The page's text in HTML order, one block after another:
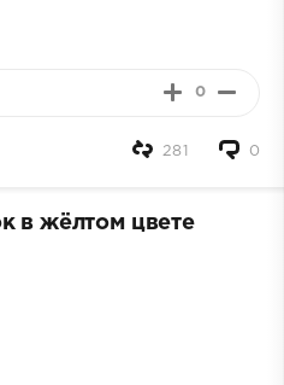
0
0
281
в жёлтом цвете